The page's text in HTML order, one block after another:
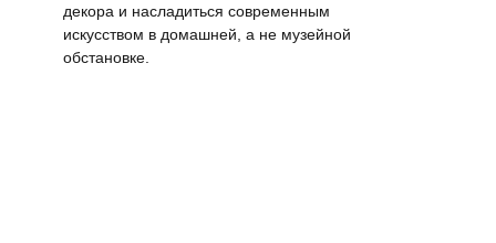
декора и насладиться современным
искусством в домашней, а не музейной
обстановке.